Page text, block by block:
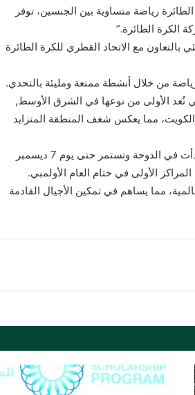
رياضة متساوية بين الجنسين، توفر
الكرة الطائرة.”
مع الاتحاد القطري للكرة الطائرة
من خلال أنشطة ممتعة ومليئة بالتحدي.
للسيدات، التي تُعد الأولى من نوعها في الشرق الأوسط,
مما يعكس شغف المنطقة المتزايد
وتُختتم الأنشطة الرياضية بانطلاق نهائيات الجولة العالمية للكرة الطائرة الشاطئية، التي بدأت في الدوحة وتستمر حتى يوم 7 ديسمبر
مما يساهم في تمكين الأجيال القادمة